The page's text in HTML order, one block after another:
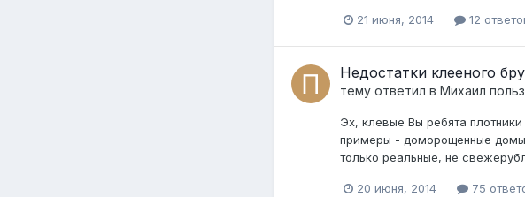
21 июня, 2014 12
Недостатки клееного
тему ответил в Михаил
Эх, клевые Вы ребята
примеры - доморощенные
только реальные, не
20 июня, 2014 75